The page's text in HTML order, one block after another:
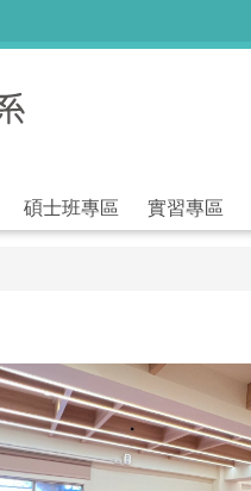
碩士班專區 實習專區